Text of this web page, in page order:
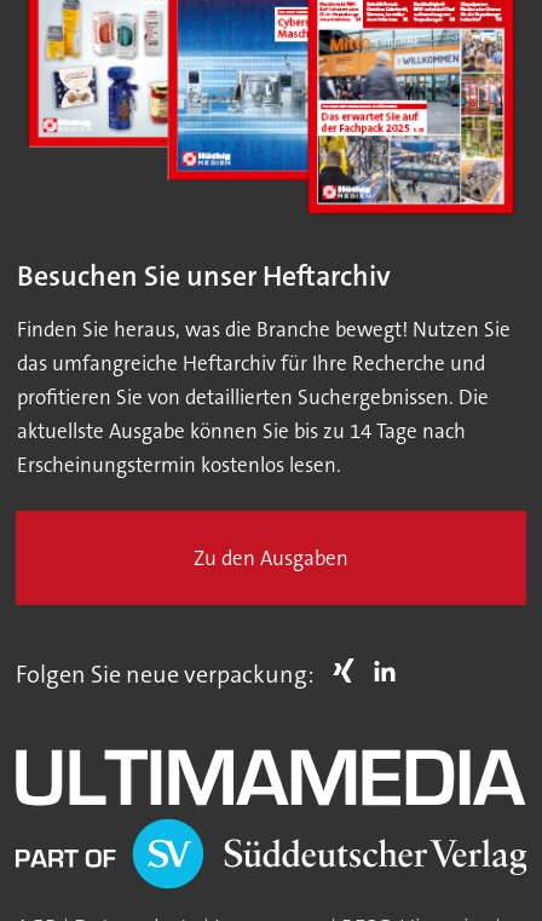
Besuchen Sie unser Heftarchiv
Finden Sie heraus, was die Branche bewegt! Nutzen Sie
das umfangreiche Heftarchiv für Ihre Recherche und
profitieren Sie von detaillierten Suchergebnissen. Die
aktuellste Ausgabe können Sie bis zu 14 Tage nach
Erscheinungstermin kostenlos lesen.
Zu den Ausgaben
Folgen Sie neue verpackung: